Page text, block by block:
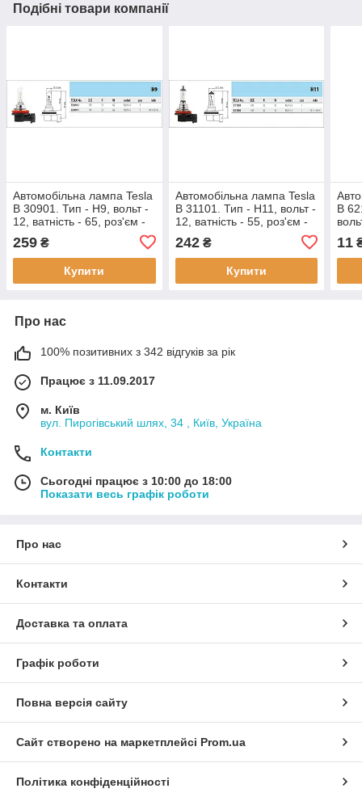
Подібні товари компанії
Автомобільна лампа Tesla
B 30901. Тип - H9, вольт -
12, ватність - 65, роз'єм -
+50% света
259 ₴
Купити
Автомобільна лампа Tesla
B 31101. Тип - H11, вольт -
12, ватність - 55, роз'єм -
+50% света
242₴
Купити
B
11
Про нас
100% позитивних з 342 відгуків за рік
Працює з 11.09.2017
м. Київ
вул. Пирогівський шлях, 34 , Київ, Україна
Контакти
Сьогодні працює з 10:00 до 18:00
Показати весь графік роботи
Про нас
Контакти
Доставка та оплата
Графік роботи
Повна версія сайту
Сайт створено на маркетплейсі Prom.ua
Політика конфіденційності